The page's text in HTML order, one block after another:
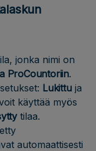
jonka nimi on
ProCountoriin.
Lukittuja
käyttää myös
tilaa.
automaattisesti